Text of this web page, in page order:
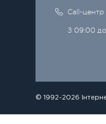
Call-
З 09:00
© 1992-2026